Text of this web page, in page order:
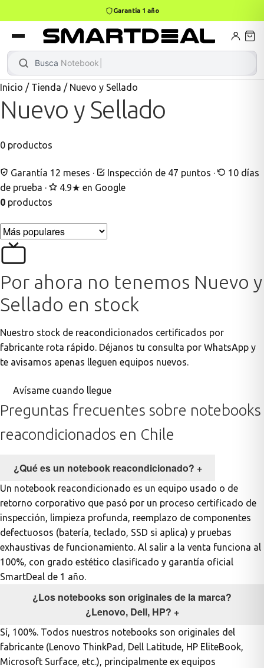
Garantía 1 año
Busca Notebook Co
Gamer
→
MacBook Air
Mini PC
→
Inicio / Tienda / Nuevo y Sellado
Nuevo y Sellado
0 productos
Garantía 12 meses · Inspección de 47 puntos ·
10 días
de prueba ·
4.9★ en Google
0 productos
Por ahora no tenemos Nuevo y
Sellado en stock
Nuestro stock de reacondicionados certificados por
fabricante rota rápido. Déjanos tu consulta por WhatsApp y
te avisamos apenas lleguen equipos nuevos.
Avísame cuando llegue
Preguntas frecuentes sobre notebooks
reacondicionados en Chile
¿Qué es un notebook reacondicionado? +
Un notebook reacondicionado es un equipo usado o de
retorno corporativo que pasó por un proceso certificado de
inspección, limpieza profunda, reemplazo de componentes
defectuosos (batería, teclado, SSD si aplica) y pruebas
exhaustivas de funcionamiento. Al salir a la venta funciona al
100%, con grado estético clasificado y garantía oficial
SmartDeal de 1 año.
¿Los notebooks son originales de la marca?
¿Lenovo, Dell, HP? +
Sí, 100%. Todos nuestros notebooks son originales del
fabricante (Lenovo ThinkPad, Dell Latitude, HP EliteBook,
Microsoft Surface, etc.), principalmente ex equipos